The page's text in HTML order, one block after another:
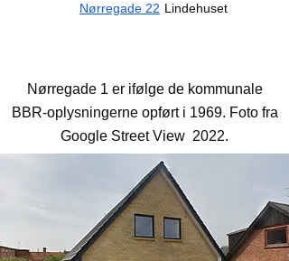
Nørregade 22 Lindehuset
Nørregade 1 er ifølge de kommunale
BBR-oplysningerne opført i 1969. Foto fra
Google Street View 2022.